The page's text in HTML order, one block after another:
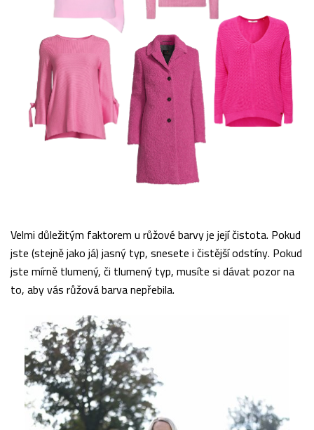
Velmi důležitým faktorem u růžové barvy je její čistota. Pokud
jste (stejně jako já) jasný typ, snesete i čistější odstíny. Pokud
jste mírně tlumený, či tlumený typ, musíte si dávat pozor na
to, aby vás růžová barva nepřebila.